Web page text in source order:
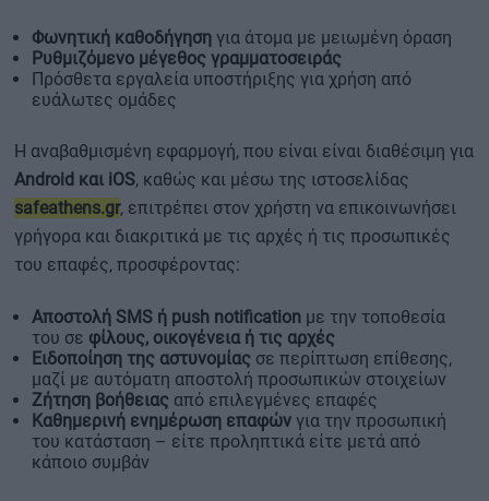
Φωνητική καθοδήγηση για άτομα με μειωμένη όραση
Ρυθμιζόμενο μέγεθος γραμματοσειράς
Πρόσθετα εργαλεία υποστήριξης για χρήση από
ευάλωτες ομάδες
Η αναβαθμισμένη εφαρμογή, που είναι είναι διαθέσιμη για
Android και iOS, καθώς και μέσω της ιστοσελίδας
safeathens.gr, επιτρέπει στον χρήστη να επικοινωνήσει
γρήγορα και διακριτικά με τις αρχές ή τις προσωπικές
του επαφές, προσφέροντας:
Αποστολή SMS ή push notification με την τοποθεσία
του σε φίλους, οικογένεια ή τις αρχές
Ειδοποίηση της αστυνομίας σε περίπτωση επίθεσης,
μαζί με αυτόματη αποστολή προσωπικών στοιχείων
Ζήτηση βοήθειας από επιλεγμένες επαφές
Καθημερινή ενημέρωση επαφών για την προσωπική
του κατάσταση – είτε προληπτικά είτε μετά από
κάποιο συμβάν